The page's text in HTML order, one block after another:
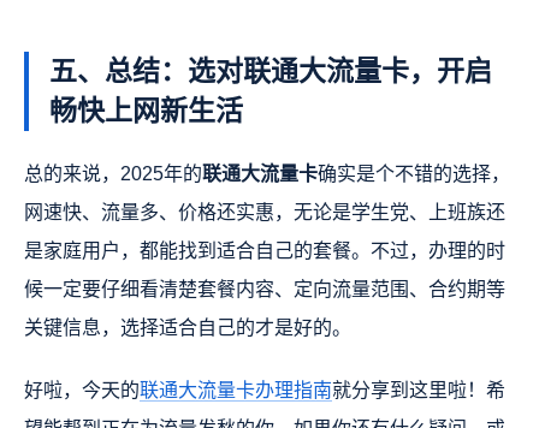
五、总结：选对联通大流量卡，开启
畅快上网新生活
总的来说，2025年的联通大流量卡确实是个不错的选择，
网速快、流量多、价格还实惠，无论是学生党、上班族还
是家庭用户，都能找到适合自己的套餐。不过，办理的时
候一定要仔细看清楚套餐内容、定向流量范围、合约期等
关键信息，选择适合自己的才是好的。
好啦，今天的联通大流量卡办理指南就分享到这里啦！希